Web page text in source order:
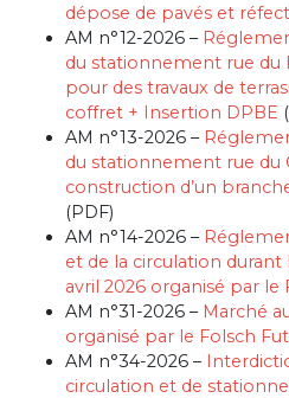
dépose de pavés et
AM n°12-2026 –
du stationnement rue du
pour des travaux de
coffret + Insertion DPBE
AM n°13-2026 –
du stationnement rue du
construction d’un
(PDF)
AM n°14-2026 –
et de la circulation durant
avril 2026 organisé par le
AM n°31-2026 – Marché
organisé par le Folsch
AM n°34-2026 –
circulation et de